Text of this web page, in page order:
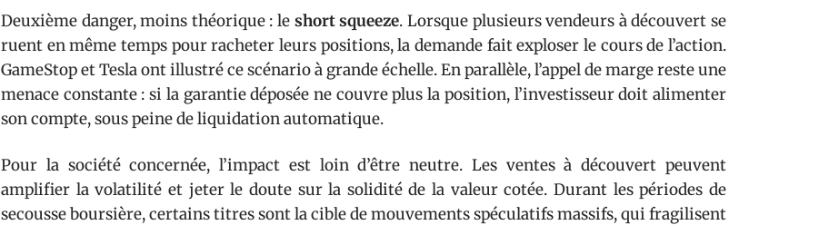
Deuxième danger, moins théorique : le short squeeze. Lorsque plusieurs vendeurs à découvert se
ruent en même temps pour racheter leurs positions, la demande fait exploser le cours de l’action.
GameStop et Tesla ont illustré ce scénario à grande échelle. En parallèle, l’appel de marge reste une
menace constante : si la garantie déposée ne couvre plus la position, l’investisseur doit alimenter
son compte, sous peine de liquidation automatique.
Pour la société concernée, l’impact est loin d’être neutre. Les ventes à découvert peuvent
amplifier la volatilité et jeter le doute sur la solidité de la valeur cotée. Durant les périodes de
secousse boursière, certains titres sont la cible de mouvements spéculatifs massifs, qui fragilisent